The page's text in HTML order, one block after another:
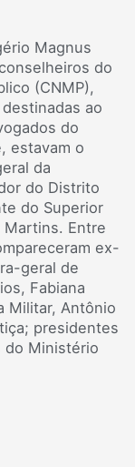
Magnus
do
(CNMP),
ao
do
estavam o
da
do Distrito
do Superior
Entre
ex-
geral de
Fabiana
Militar, Antônio
presidentes
do Ministério